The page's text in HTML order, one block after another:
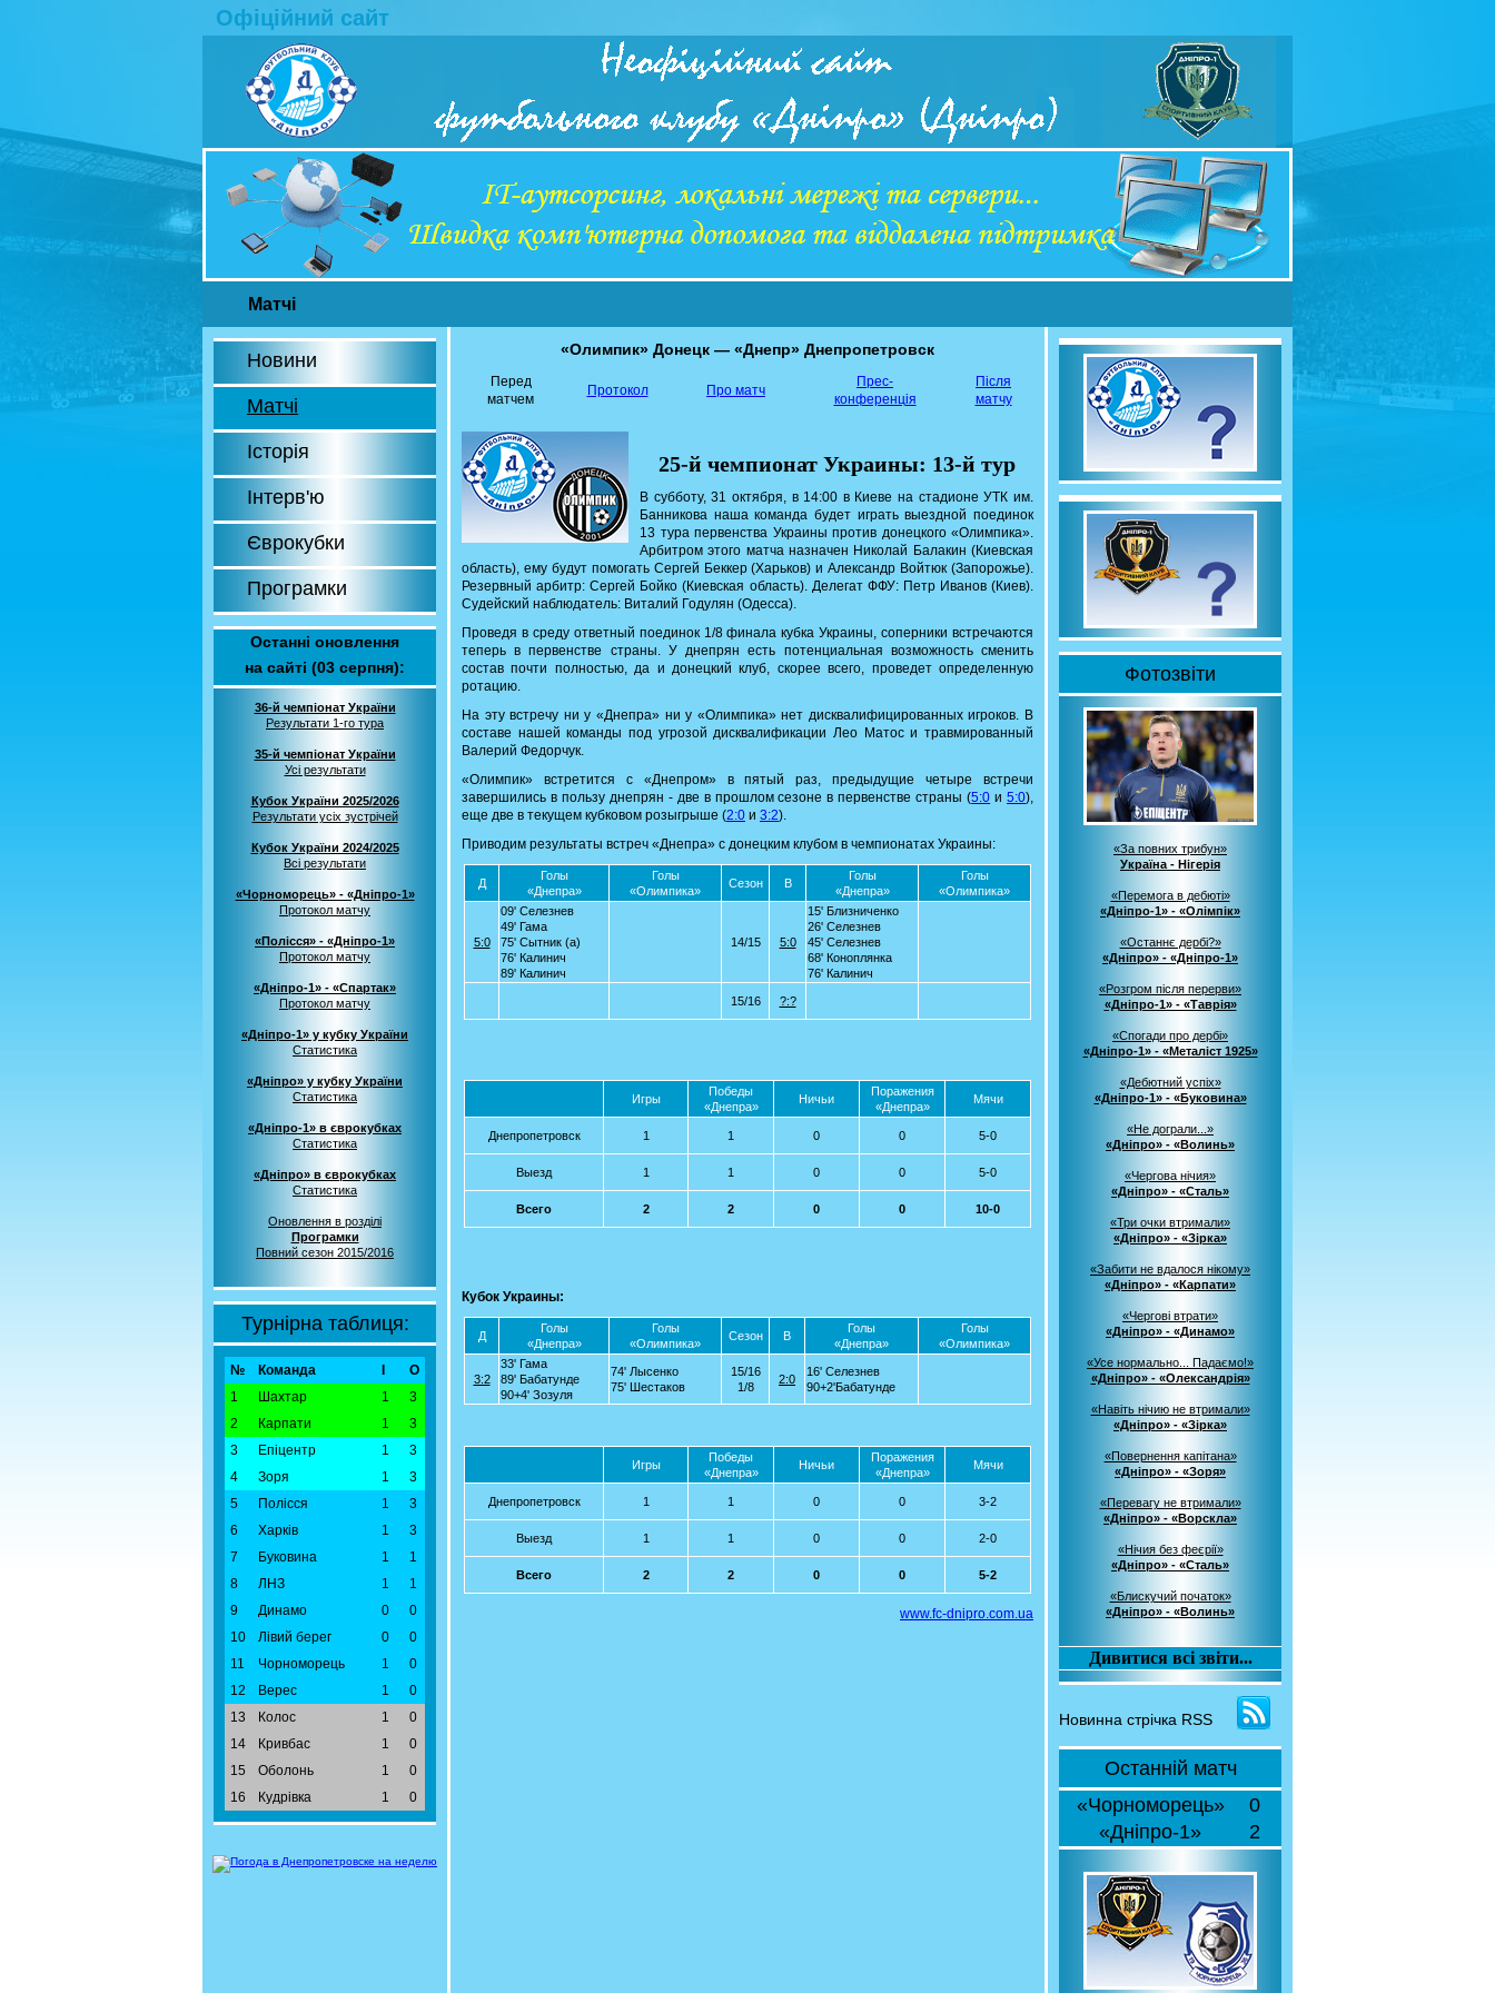
Офіційний сайт
Матчі
Новини
Матчі
Історія
Інтерв'ю
Єврокубки
Програмки
Останні оновлення
на сайті (03 серпня):
36-й чемпіонат України
Результати 1-го тура
35-й чемпіонат України
Усі результати
Кубок України 2025/2026
Результати усіх зустрічей
Кубок України 2024/2025
Всі результати
«Чорноморець» - «Дніпро-1»
Протокол матчу
«Полісся» - «Дніпро-1»
Протокол матчу
«Дніпро-1» - «Спартак»
Протокол матчу
«Дніпро-1» у кубку України
Статистика
«Дніпро» у кубку України
Статистика
«Дніпро-1» в єврокубках
Статистика
«Дніпро» в єврокубках
Статистика
Оновлення в розділі
Програмки
Повний сезон 2015/2016
Турнірна таблиця:
№ Команда
О
1
Шахтар 1
3
2
Карпати 1
3
3
Епіцентр 1
3
4
Зоря 1
3
5
Полісся 1
3
6
Харків 1
3
7
Буковина 1
1
8
ЛНЗ 1
1
9
Динамо 0
0
10
Лівий берег 0
0
11
Чорноморець 1
0
12
Верес 1
0
13
Колос 1
0
14
Кривбас 1
0
15
Оболонь 1
0
16
Кудрівка 1 0
«Олимпик» Донецк — «Днепр» Днепропетровск
Перед
матчем
Протокол Про матч
Прес-
конференція
Після
матчу
25-й чемпионат Украины: 13-й тур
В субботу, 31 октября, в 14:00 в Киеве на стадионе УТК им.
Банникова наша команда будет играть выездной поединок
13 тура первенства Украины против донецкого «Олимпика».
Арбитром этого матча назначен Николай Балакин (Киевская
область), ему будут помогать Сергей Беккер (Харьков) и Александр Войтюк (Запорожье).
Резервный арбитр: Сергей Бойко (Киевская область). Делегат ФФУ: Петр Иванов (Киев).
Судейский наблюдатель: Виталий Годулян (Одесса).
Проведя в среду ответный поединок 1/8 финала кубка Украины, соперники встречаются
теперь в первенстве страны. У днепрян есть потенциальная возможность сменить
состав почти полностью, да и донецкий клуб, скорее всего, проведет определенную
ротацию.
На эту встречу ни у «Днепра» ни у «Олимпика» нет дисквалифицированных игроков. В
составе нашей команды под угрозой дисквалификации Лео Матос и травмированный
Валерий Федорчук.
«Олимпик» встретится с «Днепром» в пятый раз, предыдущие четыре встречи
завершились в пользу днепрян - две в прошлом сезоне в первенстве страны (5:0 и5:0),
еще две в текущем кубковом розыгрыше (2:0 и 3:2).
Приводим результаты встреч «Днепра» с донецким клубом в чемпионатах Украины:
Д
Голы
«Днепра»
Голы
«Олимпика»
Сезон В
Голы
«Днепра»
Голы
«Олимпика»
5:0
09' Селезнев
49' Гама
75' Сытник (а)
76' Калинич
89' Калинич
14/15 5:0
15' Близниченко
26' Селезнев
45' Селезнев
68' Коноплянка
76' Калинич
15/16 ?:?
Игры
Победы
«Днепра»
Ничьи
Поражения
«Днепра»
Мячи
Днепропетровск 1 1 0 0 5-0
Выезд 1 1 0 0 5-0
Всего 2 2 0 0 10-0
Кубок Украины:
Д
Голы
«Днепра»
Голы
«Олимпика»
Сезон В
Голы
«Днепра»
Голы
«Олимпика»
3:2
33' Гама
89' Бабатунде
90+4' Зозуля
74' Лысенко
75' Шестаков
15/16
1/8
2:0
16' Селезнев
90+2'Бабатунде
Игры
Победы
«Днепра»
Ничьи
Поражения
«Днепра»
Мячи
Днепропетровск 1 1 0 0 3-2
Выезд 1 1 0 0 2-0
Всего 2 2 0 0 5-2
www.fc-dnipro.com.ua
Фотозвіти
«За повних трибун»
Україна - Нігерія
«Перемога в дебюті»
«Дніпро-1» - «Олімпік»
«Останнє дербі?»
«Дніпро» - «Дніпро-1»
«Розгром після перерви»
«Дніпро-1» - «Таврія»
«Спогади про дербі»
«Дніпро-1» - «Металіст 1925»
«Дебютний успіх»
«Дніпро-1» - «Буковина»
«Не дограли...»
«Дніпро» - «Волинь»
«Чергова нічия»
«Дніпро» - «Сталь»
«Три очки втримали»
«Дніпро» - «Зірка»
«Забити не вдалося нікому»
«Дніпро» - «Карпати»
«Чергові втрати»
«Дніпро» - «Динамо»
«Усе нормально... Падаємо!»
«Дніпро» - «Олександрія»
«Навіть нічию не втримали»
«Дніпро» - «Зірка»
«Повернення капітана»
«Дніпро» - «Зоря»
«Перевагу не втримали»
«Дніпро» - «Ворскла»
«Нічия без феєрії»
«Дніпро» - «Сталь»
«Блискучий початок»
«Дніпро» - «Волинь»
Дивитися всі звіти...
Новинна стрічка RSS
Останній матч
«Чорноморець»
0
«Дніпро-1»
2